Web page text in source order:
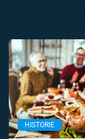
HISTORIE